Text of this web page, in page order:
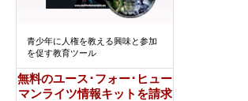
青少年に人権を教える興味と参加
を促す教育ツール
無料のユース･フォー･ヒュー
マンライツ情報キットを請求